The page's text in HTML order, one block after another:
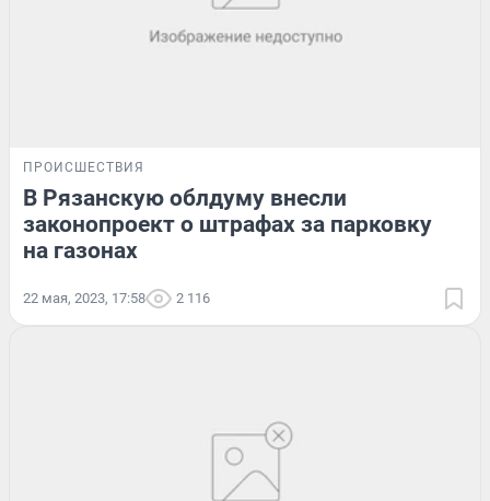
ПРОИСШЕСТВИЯ
В Рязанскую облдуму внесли
законопроект о штрафах за парковку
на газонах
22 мая, 2023, 17:58 2 116